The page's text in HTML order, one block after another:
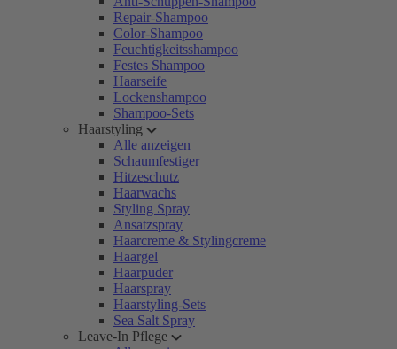
Repair-Shampoo
Color-Shampoo
Feuchtigkeitsshampoo
Festes Shampoo
Haarseife
Lockenshampoo
Shampoo-Sets
Haarstyling
Alle anzeigen
Schaumfestiger
Hitzeschutz
Haarwachs
Styling Spray
Ansatzspray
Haarcreme & Stylingcreme
Haargel
Haarpuder
Haarspray
Haarstyling-Sets
Sea Salt Spray
Leave-In Pflege